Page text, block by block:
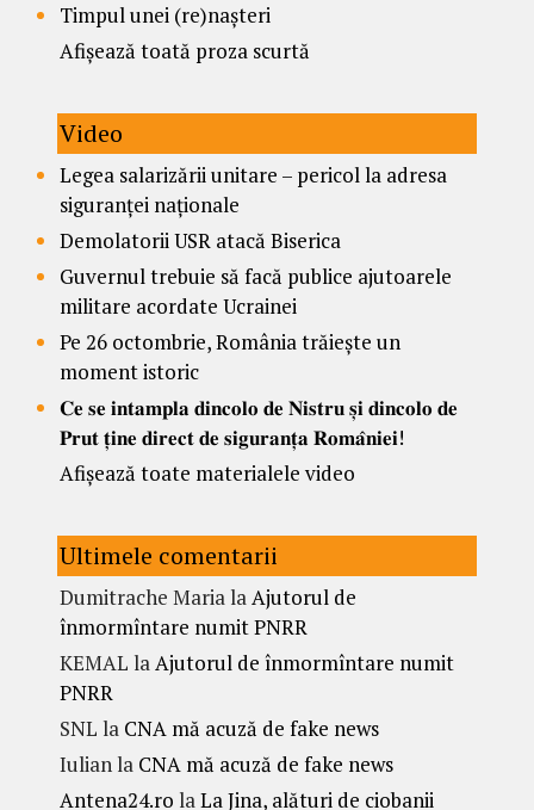
Timpul unei (re)nașteri
Afișează toată proza scurtă
Video
Legea salarizării unitare – pericol la adresa
siguranței naționale
Demolatorii USR atacă Biserica
Guvernul trebuie să facă publice ajutoarele
militare acordate Ucrainei
Pe 26 octombrie, România trăiește un
moment istoric
𝐂𝐞 𝐬𝐞 𝐢𝐧𝐭𝐚𝐦𝐩𝐥𝐚 𝐝𝐢𝐧𝐜𝐨𝐥𝐨 𝐝𝐞 𝐍𝐢𝐬𝐭𝐫𝐮 𝐬̦𝐢 𝐝𝐢𝐧𝐜𝐨𝐥𝐨 𝐝𝐞
𝐏𝐫𝐮𝐭 𝐭̦𝐢𝐧𝐞 𝐝𝐢𝐫𝐞𝐜𝐭 𝐝𝐞 𝐬𝐢𝐠𝐮𝐫𝐚𝐧𝐭̦𝐚 𝐑𝐨𝐦𝐚̂𝐧𝐢𝐞𝐢!
Afișează toate materialele video
Ultimele comentarii
Dumitrache MarialaAjutorul de
înmormîntare numit PNRR
KEMAL laAjutorul de înmormîntare numit
PNRR
SNL la CNA mă acuză de fake news
Iulianla CNA mă acuză de fake news
Antena24.ro laLa Jina, alături de ciobanii